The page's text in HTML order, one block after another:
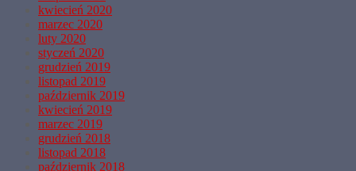
kwiecień 2020
marzec 2020
luty 2020
styczeń 2020
grudzień 2019
listopad 2019
październik 2019
kwiecień 2019
marzec 2019
grudzień 2018
listopad 2018
październik 2018